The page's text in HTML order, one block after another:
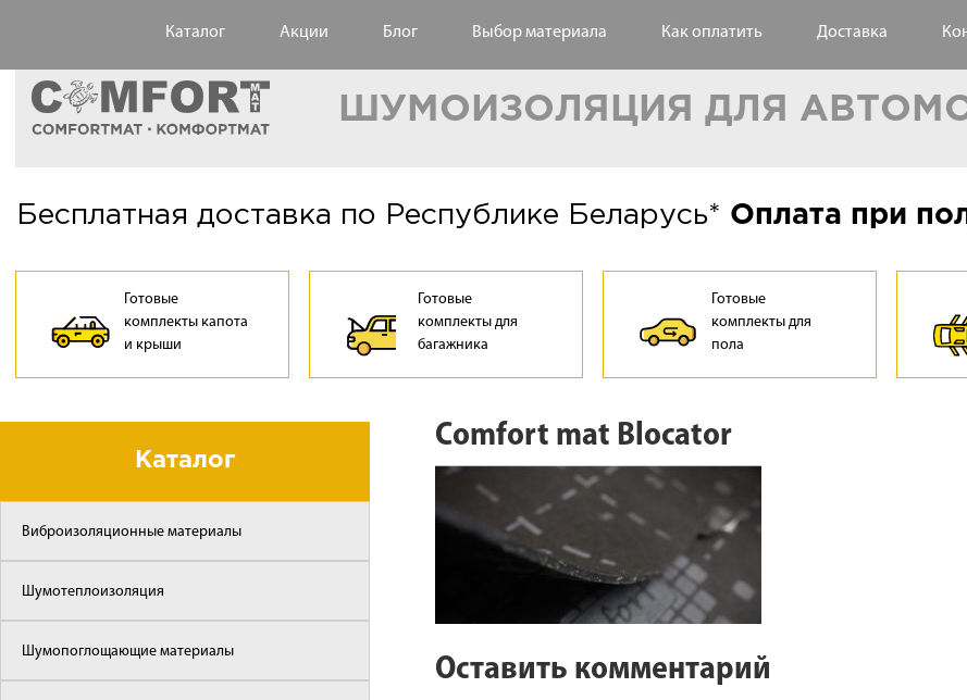
Каталог Акции Блог Выбор материала Как оплатить Доставка
ШУМОИЗОЛЯЦИЯ ДЛЯ
Бесплатная доставка по Республике Беларусь* Оплата при
Готовые
комплекты капота
и крыши
Готовые
комплекты для
багажника
Готовые
комплекты для
пола
Каталог
Виброизоляционные материалы
Шумотеплоизоляция
Шумопоглощающие материалы
Comfort mat Blocator
Оставить комментарий